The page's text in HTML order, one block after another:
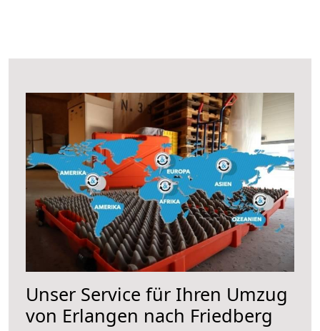
Unser Service für Ihren Umzug
von Erlangen nach Friedberg